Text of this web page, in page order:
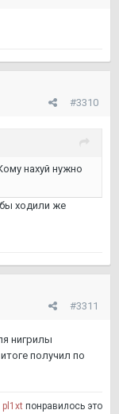
#3310
нахуй нужно
ходили же
#3311
нигрилы
получил по
pl1xt понравилось это